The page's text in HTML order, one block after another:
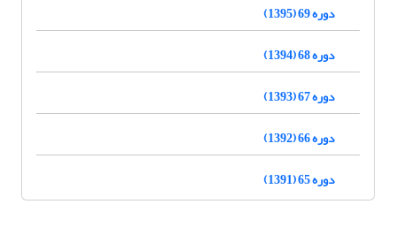
دوره 69 (1395)
دوره 68 (1394)
دوره 67 (1393)
دوره 66 (1392)
دوره 65 (1391)